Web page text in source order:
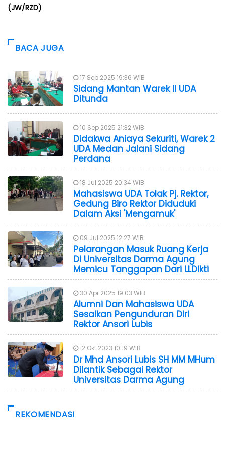
(JW/RZD)
BACA JUGA
17 Sep 2025 19:36 WIB
Sidang Mantan Warek II UDA
Ditunda
10 Sep 2025 21:32 WIB
Didakwa Aniaya Sekuriti, Warek 2
UDA Medan Jalani Sidang
Perdana
18 Jul 2025 20:34 WIB
Mahasiswa UDA Tolak Pj. Rektor,
Gedung Biro Rektor Diduduki
Dalam Aksi 'Mengamuk'
09 Jul 2025 12:27 WIB
Pelarangan Masuk Ruang Kerja
Di Universitas Darma Agung
Memicu Tanggapan Dari LLDikti
30 Apr 2025 19:03 WIB
Alumni Dan Mahasiswa UDA
Sesalkan Pengunduran Diri
Rektor Ansori Lubis
12 Okt 2023 10:19 WIB
Dr Mhd Ansori Lubis SH MM MHum
Dilantik Sebagai Rektor
Universitas Darma Agung
REKOMENDASI